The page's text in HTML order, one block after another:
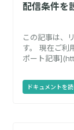
配信条件を
この記事は、
す。 現在ご利
ポート記事
ドキュメントを読